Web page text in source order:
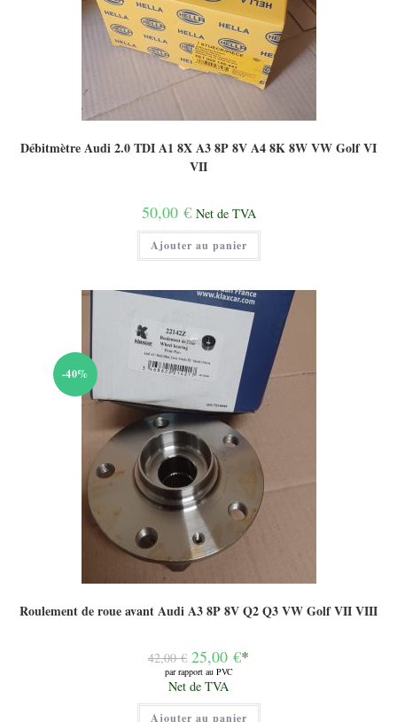
Débitmètre Audi 2.0 TDI A1 8X A3 8P 8V A4 8K 8W VW Golf VI
VII
50,00 € Net de TVA
Ajouter au panier
-40%
Roulement de roue avant Audi A3 8P 8V Q2 Q3 VW Golf VII VIII
42,00€ Le
prix
initial
était :
42,00 €.
25,00 €*
par rapport au PVC
Le
prix
actuel
Net de TVA
Ajouter au panier